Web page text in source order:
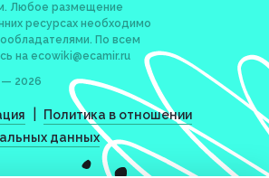
Любое размещение
ресурсах необходимо
По всем
на ecowiki@ecamir.ru
2026
Политика в отношении
данных